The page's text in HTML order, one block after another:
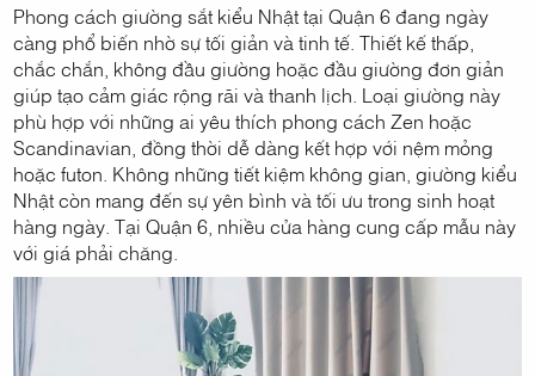
Phong cách giường sắt kiểu Nhật tại Quận 6 đang ngày
càng phổ biến nhờ sự tối giản và tinh tế. Thiết kế thấp,
chắc chắn, không đầu giường hoặc đầu giường đơn giản
giúp tạo cảm giác rộng rãi và thanh lịch. Loại giường này
phù hợp với những ai yêu thích phong cách Zen hoặc
Scandinavian, đồng thời dễ dàng kết hợp với nệm mỏng
hoặc futon. Không những tiết kiệm không gian, giường kiểu
Nhật còn mang đến sự yên bình và tối ưu trong sinh hoạt
hàng ngày. Tại Quận 6, nhiều cửa hàng cung cấp mẫu này
với giá phải chăng.